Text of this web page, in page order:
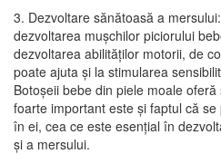
3. Dezvoltare sănătoasă a
dezvoltarea mușchilor piciorului
dezvoltarea abilităților motorii, de
poate ajuta și la stimularea
Botoșeii bebe din piele moale
foarte important este și faptul că
în ei, cea ce este esențial în
și a mersului.